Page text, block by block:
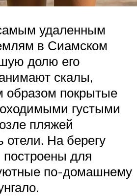
удаленным
в Сиамском
долю его
скалы,
образом покрытые
густыми
пляжей
отели. На берегу
для
по-домашнему